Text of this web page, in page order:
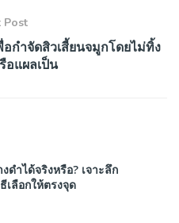
Post
กำจัดสิวเสี้ยนจมูกโดยไม่ทิ้ง
อแผลเป็น
ดำได้จริงหรือ? เจาะลึก
ลือกให้ตรงจุด